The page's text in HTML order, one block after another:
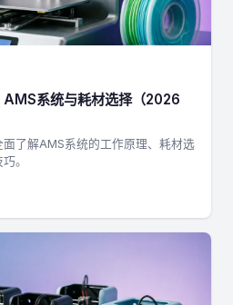
AMS系统与耗材选择（2026
了解AMS系统的工作原理、耗材选
。